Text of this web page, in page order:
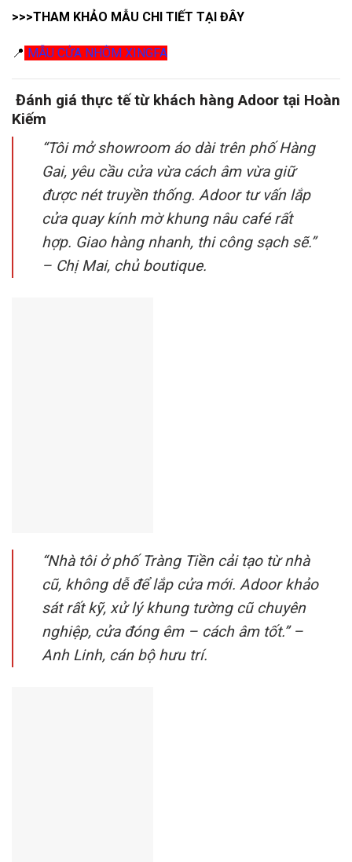
>>>THAM KHẢO MẪU CHI TIẾT TẠI ĐÂY
📍 MẪU CỬA NHÔM XINGFA
Đánh giá thực tế từ khách hàng Adoor tại Hoàn
Kiếm
“Tôi mở showroom áo dài trên phố Hàng
Gai, yêu cầu cửa vừa cách âm vừa giữ
được nét truyền thống. Adoor tư vấn lắp
cửa quay kính mờ khung nâu café rất
hợp. Giao hàng nhanh, thi công sạch sẽ.”
– Chị Mai, chủ boutique.
“Nhà tôi ở phố Tràng Tiền cải tạo từ nhà
cũ, không dễ để lắp cửa mới. Adoor khảo
sát rất kỹ, xử lý khung tường cũ chuyên
nghiệp, cửa đóng êm – cách âm tốt.” –
Anh Linh, cán bộ hưu trí.